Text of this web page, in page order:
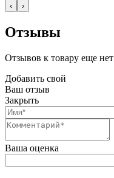
‹ ›
Отзывы
Отзывов к товару еще нет
Добавить свой
Ваш отзыв
Закрыть
Ваша оценка